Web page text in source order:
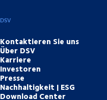
DSV
Kontaktieren Sie uns
Über DSV
Karriere
Investoren
Presse
Nachhaltigkeit | ESG
Download Center